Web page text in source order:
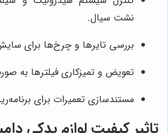
نشت سیال.
بررسی تایرها و چرخ‌ها برای
تعویض و تمیزکاری فیلترها به
مستندسازی تعمیرات برای